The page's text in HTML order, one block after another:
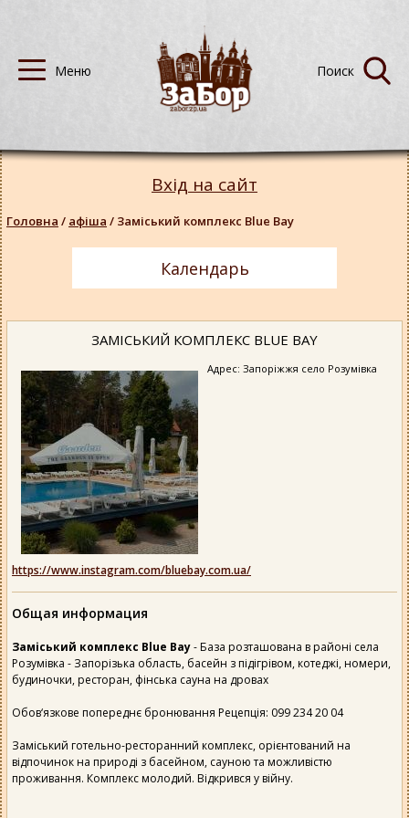
ЗАМІСЬКИЙ КОМПЛЕКС BLUE BAY
Адрес: Запоріжжя село Розумівка
https://www.instagram.com/bluebay.com.ua/
Общая информация
Заміський комплекс Blue Bay- База розташована в районі села
Розумівка - Запорізька область, басейн з підігрівом, котеджі, номери,
будиночки, ресторан, фінська сауна на дровах
Обов‘язкове попереднє бронювання Рецепція: 099 234 20 04
Заміський готельно-ресторанний комплекс, орієнтований на
відпочинок на природі з басейном, сауною та можливістю
проживання. Комплекс молодий. Відкрився у війну.
Вхід на сайт
Головна / афіша / Заміський комплекс Blue Bay
Календарь